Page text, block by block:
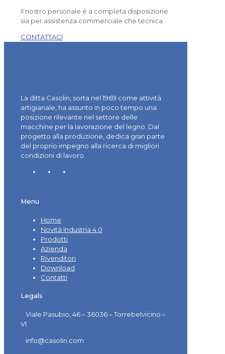
Il nostro personale é a completa disposizione
sia per assistenza commerciale che tecnica.
CONTATTACI
La ditta Casolin, sorta nel 1969 come attività
artigianale, ha assunto in poco tempo una
posizione rilevante nel settore delle
macchine per la lavorazione del legno. Dal
progetto alla produzione, dedica gran parte
del proprio impegno alla ricerca di migliori
condizioni di lavoro.
Menu
Home
Novità Industria 4.0
Prodotti
Azienda
Rivenditori
Download
Contatti
Legals
Viale Pasubio, 46 – 36036 – Torrebelvicino –
VI
info@casolin.com